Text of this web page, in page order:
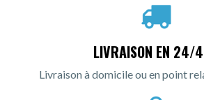
LIVRAISON EN 24/
Livraison à domicile ou en point